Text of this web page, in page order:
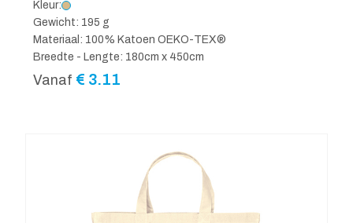
Kleur:
Gewicht: 195 g
Materiaal: 100% Katoen OEKO-TEX®
Breedte - Lengte: 180cm x 450cm
Vanaf € 3.11